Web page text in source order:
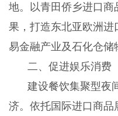
地。以青田侨乡进口
果，打造东北亚欧洲
易金融产业及石化仓储
二、促进娱乐消费
建设餐饮集聚型夜
济。依托国际进口商